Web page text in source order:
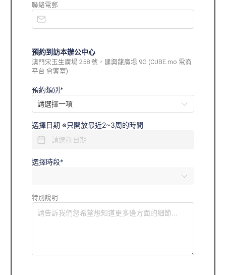
聯絡電郵
預約到訪本辦公中心
澳門宋玉生廣場 258 號，建興龍廣場 9G (CUBE.mo 電商
平台 會客室)
預約類別*
選擇日期 ※只開放最近2~3周的時間
選擇時段*
特別說明